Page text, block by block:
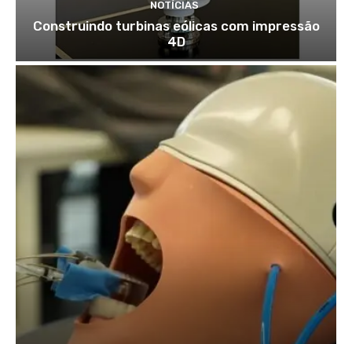
NOTÍCIAS
Construindo turbinas eólicas com impressão
4D